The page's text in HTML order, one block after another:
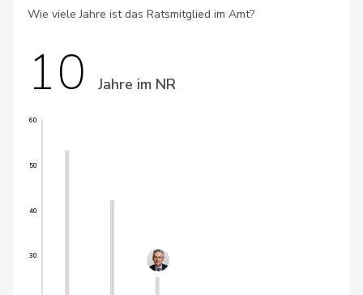
Wie viele Jahre ist das Ratsmitglied im Amt?
10 Jahre im NR
30
40
50
60